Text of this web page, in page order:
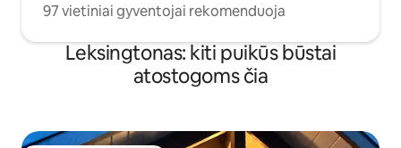
97 vietiniai gyventojai rekomenduoja
Leksingtonas: kiti puikūs būstai
atostogoms čia